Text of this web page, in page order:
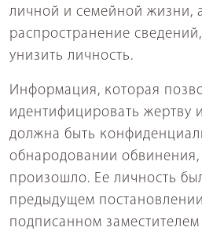
личной и семейной жизни,
распространение
унизить личность.
Информация, которая
идентифицировать жертву
должна быть
обнародовании обвинения,
произошло. Ее личность
предыдущем
подписанном